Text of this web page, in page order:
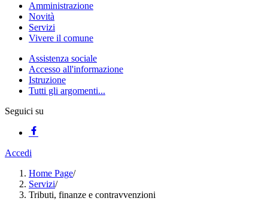
Amministrazione
Novità
Servizi
Vivere il comune
Assistenza sociale
Accesso all'informazione
Istruzione
Tutti gli argomenti...
Seguici su
Accedi
Home Page/
Servizi/
Tributi, finanze e contravvenzioni